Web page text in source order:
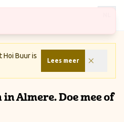
Hoi Buur is
Lees meer
in Almere. Doe mee of